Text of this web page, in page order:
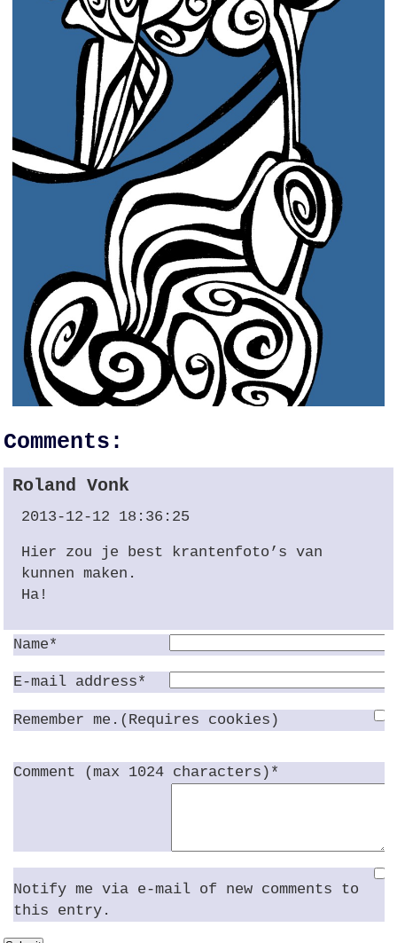
Comments:
Roland Vonk
2013-12-12 18:36:25
Hier zou je best krantenfoto’s van
kunnen maken.
Ha!
Name*
E-mail address*
Remember me.(Requires cookies)
Comment (max 1024 characters)*
Notify me via e-mail of new comments to
this entry.